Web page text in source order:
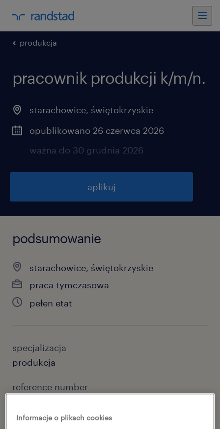
produkcja
pracownik produkcji k/m/n.
starachowice, świętokrzyskie
opublikowano 26 czerwca 2026
ważna do 30 grudnia 2026
aplikuj
podsumowanie
starachowice, świętokrzyskie
praca tymczasowa
pełen etat
specjalizacja
produkcja
reference number
Informacje o plikach cookies